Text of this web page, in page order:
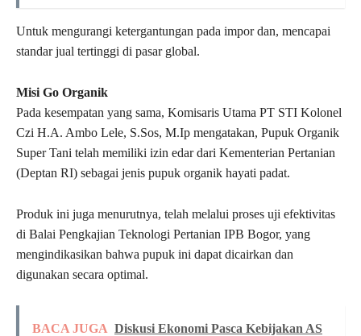
Untuk mengurangi ketergantungan pada impor dan, mencapai
standar jual tertinggi di pasar global.
Misi Go Organik
Pada kesempatan yang sama, Komisaris Utama PT STI Kolonel
Czi H.A. Ambo Lele, S.Sos, M.Ip mengatakan, Pupuk Organik
Super Tani telah memiliki izin edar dari Kementerian Pertanian
(Deptan RI) sebagai jenis pupuk organik hayati padat.
Produk ini juga menurutnya, telah melalui proses uji efektivitas
di Balai Pengkajian Teknologi Pertanian IPB Bogor, yang
mengindikasikan bahwa pupuk ini dapat dicairkan dan
digunakan secara optimal.
BACA JUGA Diskusi Ekonomi Pasca Kebijakan AS